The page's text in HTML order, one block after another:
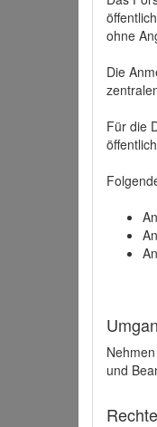
ohne
Die
Für die
und